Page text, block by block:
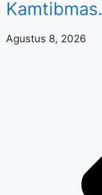
Kamtibmas.
Agustus 8, 2026